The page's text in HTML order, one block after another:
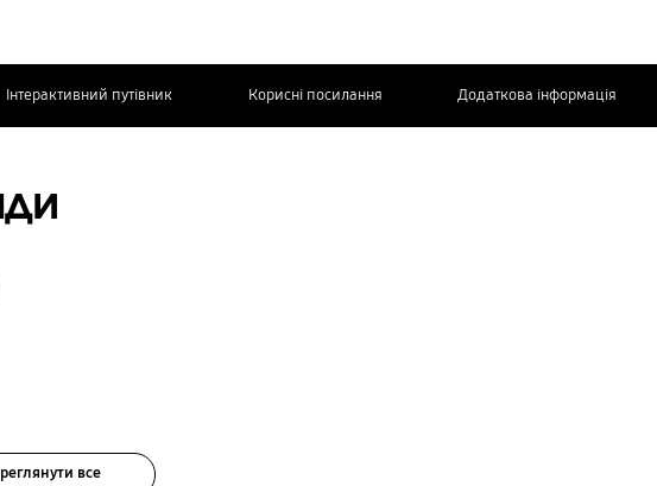
Інтерактивний путівник Корисні посилання Додаткова інформація
все